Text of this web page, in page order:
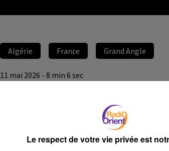
Algérie France Grand Angle
11 mai 2026 - 8 min 6 sec
DE PARLEMENTAIRES: VERS UN DÉGEL
GRAND ANGLELe respect de votre vie privée est